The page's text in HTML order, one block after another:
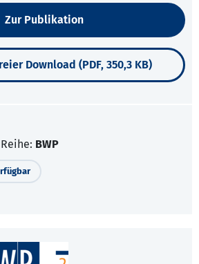
Zur Publikation
Download (PDF, 350,3 KB)
Reihe: BWP